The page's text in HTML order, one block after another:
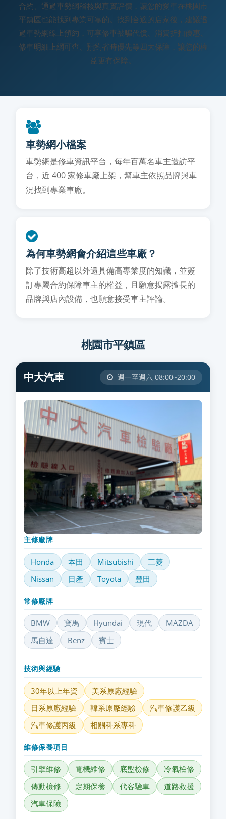
合約、通過車勢網稽核與真實評價，讓您的愛車在桃園市
平鎮區也能找到專業可靠的。找到合適的店家後，建議透
過車勢網線上預約，可享修車被騙代償、消費折扣優惠、
修車明細上網可查、預約省時優先等四大保障，讓您的權
益更有保障。
車勢網小檔案
車勢網是修車資訊平台，每年百萬名車主造訪平
台，近 400 家修車廠上架，幫車主依照品牌與車
況找到專業車廠。
為何車勢網會介紹這些車廠？
除了技術高超以外還具備高專業度的知識，並簽
訂專屬合約保障車主的權益，且願意揭露擅長的
品牌與店內設備，也願意接受車主評論。
桃園市平鎮區
中大汽車 週一至週六 08:00~20:00
主修廠牌
Honda 本田 Mitsubishi
三菱
Nissan
日產 Toyota 豐田
常修廠牌
BMW 寶馬 Hyundai 現代
MAZDA
馬自達
Benz 賓士
技術與經驗
30年以上年資
美系原廠經驗
日系原廠經驗
韓系原廠經驗
汽車修護乙級
汽車修護丙級
相關科系專科
維修保養項目
引擎維修 電機維修 底盤檢修
冷氣檢修
傳動檢修
定期保養 代客驗車
道路救援
汽車保險